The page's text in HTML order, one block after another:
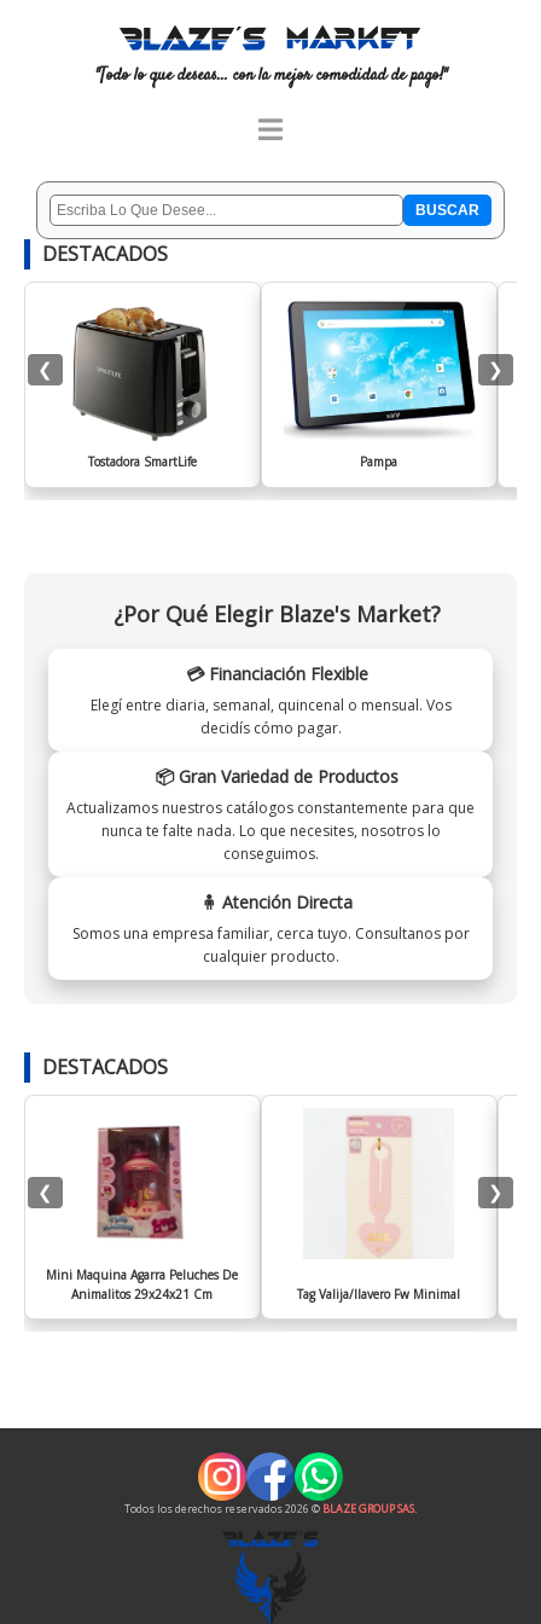
"Todo lo que deseas... con la mejor comodidad de pago!"
❮
DESTACADOS
Tostadora SmartLife Pampa
❯
¿Por Qué Elegir Blaze's Market?
💳 Financiación Flexible
Elegí entre diaria, semanal, quincenal o mensual. Vos
decidís cómo pagar.
📦 Gran Variedad de Productos
Actualizamos nuestros catálogos constantemente para que
nunca te falte nada. Lo que necesites, nosotros lo
conseguimos.
🧍 Atención Directa
Somos una empresa familiar, cerca tuyo. Consultanos por
cualquier producto.
❮
DESTACADOS
Mini Maquina Agarra Peluches De
Animalitos 29x24x21 Cm
Tag Valija/llavero Fw Minimal
❯
Todos los derechos reservados 2026 © BLAZE GROUP SAS.